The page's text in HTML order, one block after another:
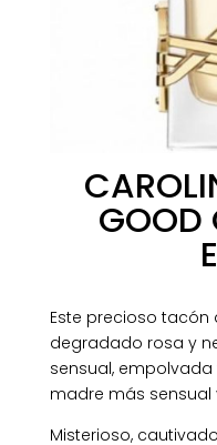
GOOD
Este precioso
degradado rosa y
sensual,
madre más sensual
Misterioso,